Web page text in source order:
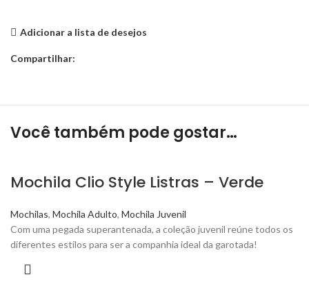
Adicionar a lista de desejos
Compartilhar:
Você também pode gostar…
Mochila Clio Style Listras – Verde
Mochilas, Mochila Adulto, Mochila Juvenil
Com uma pegada superantenada, a coleção juvenil reúne todos os
diferentes estilos para ser a companhia ideal da garotada!